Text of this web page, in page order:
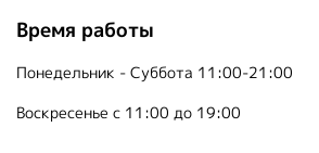
Время работы
Понедельник - Суббота 11:00-21:00
Воскресенье с 11:00 до 19:00